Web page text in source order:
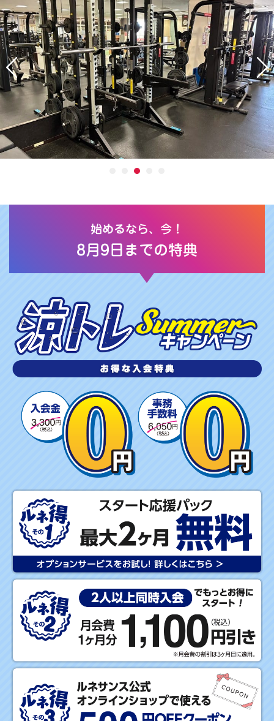
始めるなら、今！
8月9日までの特典
涼
ト
レ
S
M
M
キ
ャ
ン
ペ
ー
ン